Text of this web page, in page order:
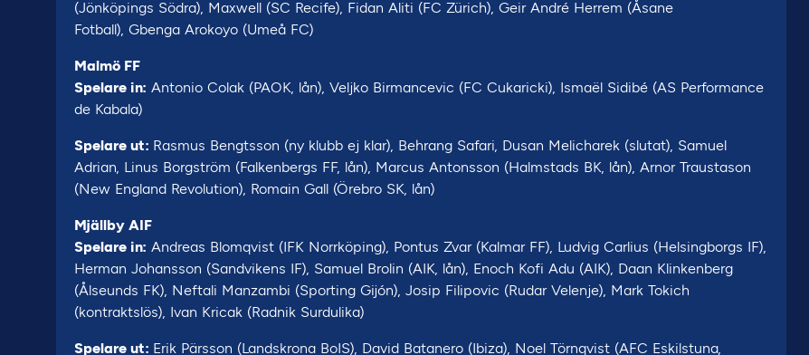
(Jönköpings Södra), Maxwell (SC Recife), Fidan Aliti (FC Zürich), Geir André Herrem (Åsane
Fotball), Gbenga Arokoyo (Umeå FC)
Malmö FF
Spelare in: Antonio Colak (PAOK, lån), Veljko Birmancevic (FC Cukaricki), Ismaël Sidibé (AS Performance
de Kabala)
Spelare ut: Rasmus Bengtsson (ny klubb ej klar), Behrang Safari, Dusan Melicharek (slutat), Samuel
Adrian, Linus Borgström (Falkenbergs FF, lån), Marcus Antonsson (Halmstads BK, lån), Arnor Traustason
(New England Revolution), Romain Gall (Örebro SK, lån)
Mjällby AIF
Spelare in: Andreas Blomqvist (IFK Norrköping), Pontus Zvar (Kalmar FF), Ludvig Carlius (Helsingborgs IF),
Herman Johansson (Sandvikens IF), Samuel Brolin (AIK, lån), Enoch Kofi Adu (AIK), Daan Klinkenberg
(Ålseunds FK), Neftali Manzambi (Sporting Gijón), Josip Filipovic (Rudar Velenje), Mark Tokich
(kontraktslös), Ivan Kricak (Radnik Surdulika)
Spelare ut: Erik Pärsson (Landskrona BoIS), David Batanero (Ibiza), Noel Törnqvist (AFC Eskilstuna,